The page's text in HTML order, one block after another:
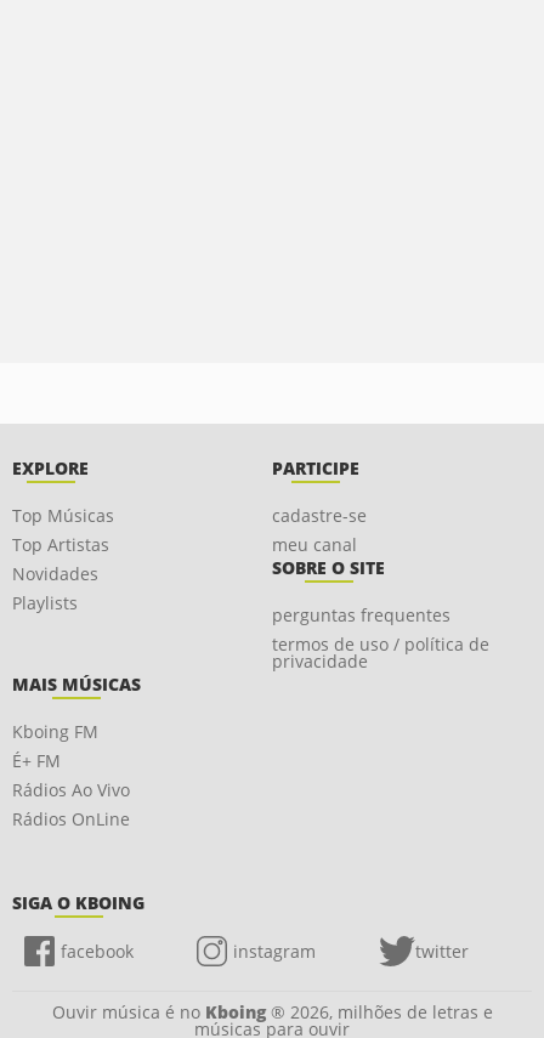
EXPLORE
Top Músicas
Top Artistas
Novidades
Playlists
PARTICIPE
cadastre-se
meu canal
SOBRE O SITE
perguntas frequentes
termos de uso / política de
privacidade
MAIS MÚSICAS
Kboing FM
É+ FM
Rádios Ao Vivo
Rádios OnLine
SIGA O KBOING
facebook instagram twitter
Ouvir música é no Kboing® 2026, milhões de letras e
músicas para ouvir